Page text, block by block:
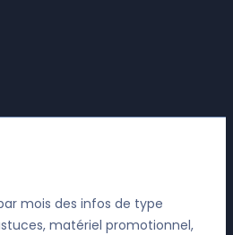
mois des infos de type
matériel promotionnel,